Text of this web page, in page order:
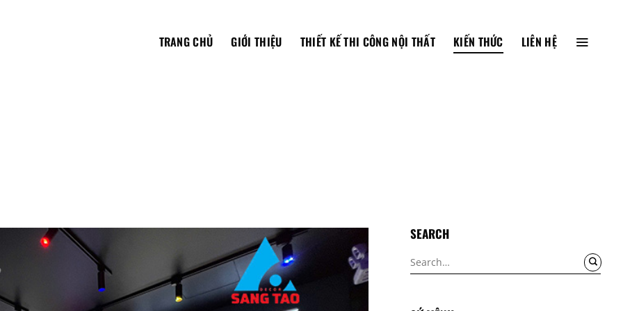
TRANG CHỦ GIỚI THIỆU THIẾT KẾ THI CÔNG NỘI THẤT KIẾN THỨC LIÊN HỆ
SEARCH